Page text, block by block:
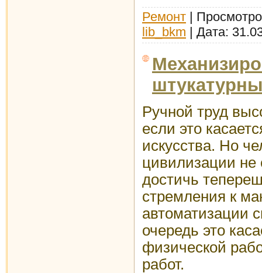
Ремонт |
lib_bkm | Дата:
Ручной труд
если это
искусства. Но
цивилизации
достичь
стремления к
автоматизации
очередь это
физической
работ.